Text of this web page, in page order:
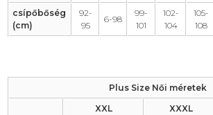
csípőbőség
(cm)
92-
95
6-98
99-
101
102-
104
105-
108
Plus Size Női méretek
XXL
XXXL